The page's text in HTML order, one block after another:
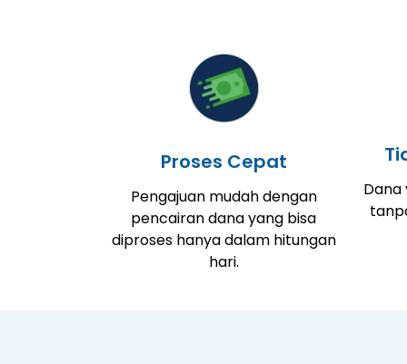
Proses Cepat
Pengajuan mudah dengan
pencairan dana yang bisa
diproses hanya dalam hitungan
hari.
Dana